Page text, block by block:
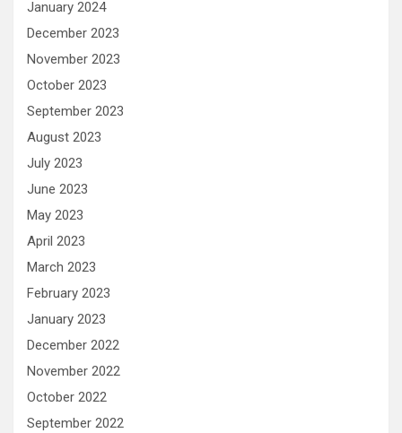
January 2024
December 2023
November 2023
October 2023
September 2023
August 2023
July 2023
June 2023
May 2023
April 2023
March 2023
February 2023
January 2023
December 2022
November 2022
October 2022
September 2022